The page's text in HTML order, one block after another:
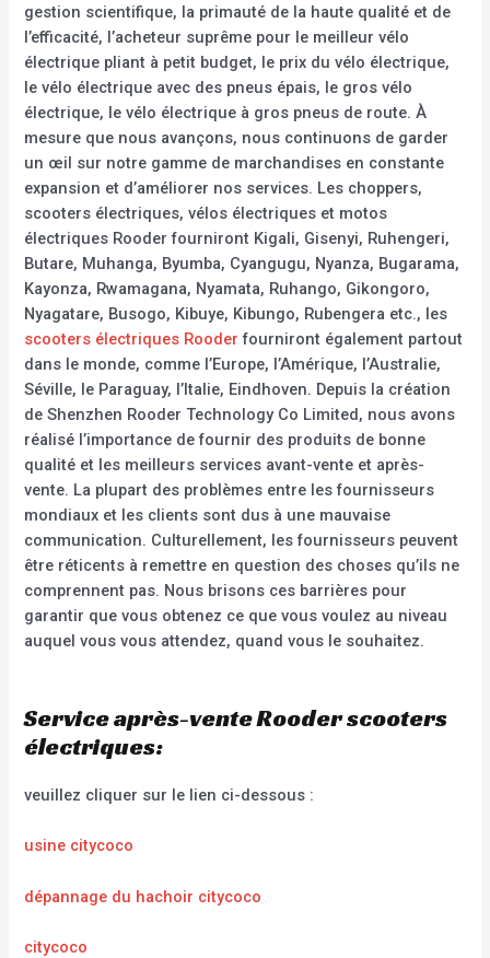
gestion scientifique, la primauté de la haute qualité et de
l’efficacité, l’acheteur suprême pour le meilleur vélo
électrique pliant à petit budget, le prix du vélo électrique,
le vélo électrique avec des pneus épais, le gros vélo
électrique, le vélo électrique à gros pneus de route. À
mesure que nous avançons, nous continuons de garder
un œil sur notre gamme de marchandises en constante
expansion et d’améliorer nos services. Les choppers,
scooters électriques, vélos électriques et motos
électriques Rooder fourniront Kigali, Gisenyi, Ruhengeri,
Butare, Muhanga, Byumba, Cyangugu, Nyanza, Bugarama,
Kayonza, Rwamagana, Nyamata, Ruhango, Gikongoro,
Nyagatare, Busogo, Kibuye, Kibungo, Rubengera etc., les
scooters électriques Rooder fourniront également partout
dans le monde, comme l’Europe, l’Amérique, l’Australie,
Séville, le Paraguay, l’Italie, Eindhoven. Depuis la création
de Shenzhen Rooder Technology Co Limited, nous avons
réalisé l’importance de fournir des produits de bonne
qualité et les meilleurs services avant-vente et après-
vente. La plupart des problèmes entre les fournisseurs
mondiaux et les clients sont dus à une mauvaise
communication. Culturellement, les fournisseurs peuvent
être réticents à remettre en question des choses qu’ils ne
comprennent pas. Nous brisons ces barrières pour
garantir que vous obtenez ce que vous voulez au niveau
auquel vous vous attendez, quand vous le souhaitez.
Service après-vente Rooder scooters
électriques:
veuillez cliquer sur le lien ci-dessous :
usine citycoco
dépannage du hachoir citycoco
citycoco